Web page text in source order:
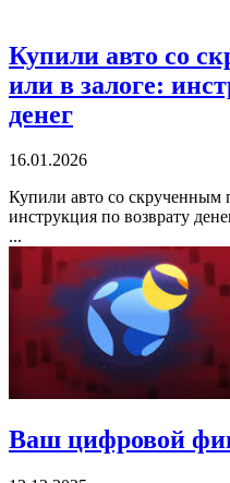
Купили авто со
или в залоге:
денег
16.01.2026
Купили авто со скрученным
инструкция по возврату
...
Ваш цифровой